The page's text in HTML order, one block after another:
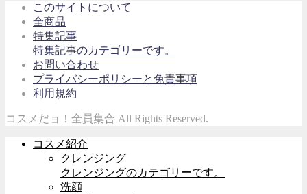
このサイトについて
全商品
特集記事
特集記事のカテゴリーです。
お問い合わせ
プライバシーポリシーと免責事項
利用規約
コスメだョ！全員集合 All Rights Reserved.
コスメ紹介
クレンジング
クレンジングのカテゴリーです。
洗顔